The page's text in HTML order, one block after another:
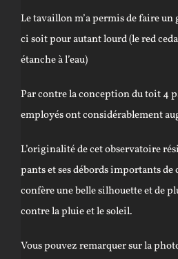
Le tavaillon m’a permis de faire
ci soit pour autant lourd (le red
étanche à l’eau)
Par contre la conception du toit 4
employés ont considérablement
L’originalité de cet observatoire
pants et ses débords importants de
confère une belle silhouette et de
contre la pluie et le soleil.
Vous pouvez remarquer sur la